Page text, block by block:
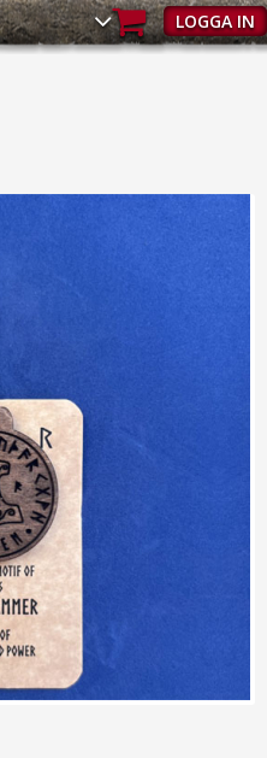
LOGGA IN
Hammare | Nyckelringar -